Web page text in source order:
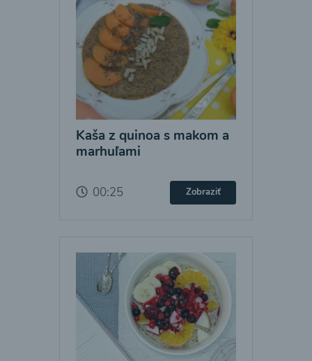
Kaša z quinoa s makom a
marhuľami
00:25 Zobraziť